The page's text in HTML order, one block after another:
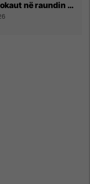
në raundin e